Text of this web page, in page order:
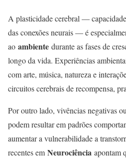
A plasticidade cerebral —
das conexões neurais — é
ao ambiente durante as fases de
longo da vida. Experiências
com arte, música, natureza e
circuitos cerebrais de recompensa,
Por outro lado, vivências negativas
podem resultar em padrões
aumentar a vulnerabilidade a
recentes em Neurociência apontam